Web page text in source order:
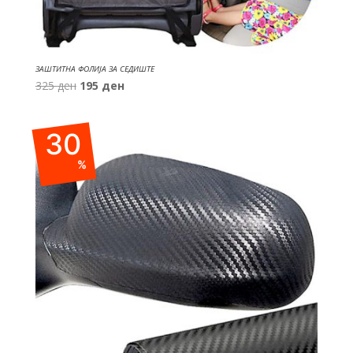
ЗАШТИТНА ФОЛИЈА ЗА СЕДИШТЕ
325ден Original
was:
325 ден.
195 денCurrent
30
%